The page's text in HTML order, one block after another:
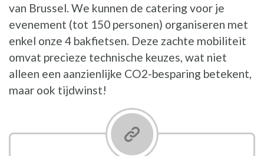
van Brussel. We kunnen de catering voor je
evenement (tot 150 personen) organiseren met
enkel onze 4 bakfietsen. Deze zachte mobiliteit
omvat precieze technische keuzes, wat niet
alleen een aanzienlijke CO2-besparing betekent,
maar ook tijdwinst!